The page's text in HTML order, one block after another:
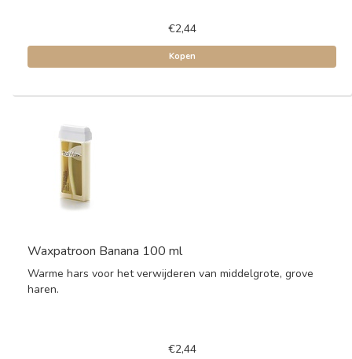
€2,44
Kopen
Waxpatroon Banana 100 ml
Warme hars voor het verwijderen van middelgrote, grove
haren.
€2,44